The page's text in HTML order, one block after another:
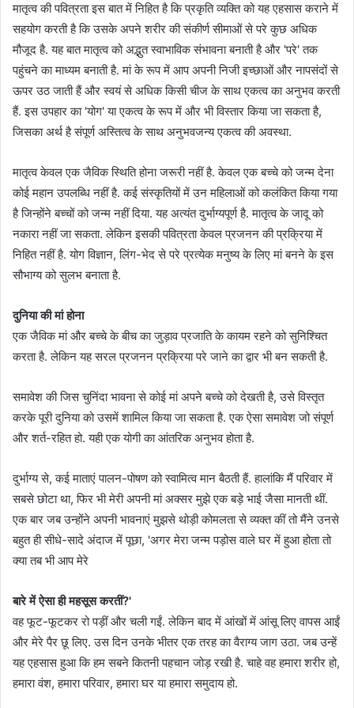
मातृत्व की पवित्रता इस बात में निहित है कि प्रकृति व्यक्ति को यह एहसास कराने में
सहयोग करती है कि उसके अपने शरीर की संकीर्ण सीमाओं से परे कुछ अधिक
मौजूद है. यह बात मातृत्व को अद्भुत स्वाभाविक संभावना बनाती है और 'परे' तक
पहुंचने का माध्यम बनाती है. मां के रूप में आप अपनी निजी इच्छाओं और नापसंदों से
ऊपर उठ जाती हैं और स्वयं से अधिक किसी चीज के साथ एकत्व का अनुभव करती
हैं. इस उपहार का 'योग' या एकत्व के रूप में और भी विस्तार किया जा सकता है,
जिसका अर्थ है संपूर्ण अस्तित्व के साथ अनुभवजन्य एकत्व की अवस्था.
मातृत्व केवल एक जैविक स्थिति होना जरूरी नहीं है. केवल एक बच्चे को जन्म देना
कोई महान उपलब्धि नहीं है. कई संस्कृतियों में उन महिलाओं को कलंकित किया गया
है जिन्होंने बच्चों को जन्म नहीं दिया. यह अत्यंत दुर्भाग्यपूर्ण है. मातृत्व के जादू को
नकारा नहीं जा सकता. लेकिन इसकी पवित्रता केवल प्रजनन की प्रक्रिया में
निहित नहीं है. योग विज्ञान, लिंग-भेद से परे प्रत्येक मनुष्य के लिए मां बनने के इस
सौभाग्य को सुलभ बनाता है.
दुनिया की मां होना
एक जैविक मां और बच्चे के बीच का जुड़ाव प्रजाति के कायम रहने को सुनिश्चित
करता है. लेकिन यह सरल प्रजनन प्रक्रिया परे जाने का द्वार भी बन सकती है.
समावेश की जिस चुनिंदा भावना से कोई मां अपने बच्चे को देखती है, उसे विस्तृत
करके पूरी दुनिया को उसमें शामिल किया जा सकता है. एक ऐसा समावेश जो संपूर्ण
और शर्त-रहित हो. यही एक योगी का आंतरिक अनुभव होता है.
दुर्भाग्य से, कई माताएं पालन-पोषण को स्वामित्व मान बैठती हैं. हालांकि मैं परिवार में
सबसे छोटा था, फिर भी मेरी अपनी मां अक्सर मुझे एक बड़े भाई जैसा मानती थीं.
एक बार जब उन्होंने अपनी भावनाएं मुझसे थोड़ी कोमलता से व्यक्त कीं तो मैंने उनसे
बहुत ही सीधे-सादे अंदाज में पूछा, 'अगर मेरा जन्म पड़ोस वाले घर में हुआ होता तो
क्या तब भी आप मेरे
बारे में ऐसा ही महसूस करतीं?'
वह फूट-फूटकर रो पड़ीं और चली गईं. लेकिन बाद में आंखों में आंसू लिए वापस आईं
और मेरे पैर छू लिए. उस दिन उनके भीतर एक तरह का वैराग्य जाग उठा. जब उन्हें
यह एहसास हुआ कि हम सबने कितनी पहचान जोड़ रखी है. चाहे वह हमारा शरीर हो,
हमारा वंश, हमारा परिवार, हमारा घर या हमारा समुदाय हो.